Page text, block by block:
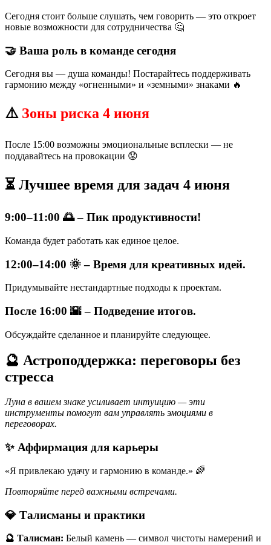
Сегодня стоит больше слушать, чем говорить — это откроет
новые возможности для сотрудничества 🤔
🤝 Ваша роль в команде сегодня
Сегодня вы — душа команды! Постарайтесь поддерживать
гармонию между «огненными» и «земными» знаками 🔥
⚠️ Зоны риска 4 июня
После 15:00 возможны эмоциональные всплески — не
поддавайтесь на провокации 😟
⏳ Лучшее время для задач 4 июня
9:00–11:00 🌅 – Пик продуктивности!
Команда будет работать как единое целое.
12:00–14:00 🌞 – Время для креативных идей.
Придумывайте нестандартные подходы к проектам.
После 16:00 🌇 – Подведение итогов.
Обсуждайте сделанное и планируйте следующее.
🔮 Астроподдержка: переговоры без
стресса
Луна в вашем знаке усиливает интуицию — эти
инструменты помогут вам управлять эмоциями в
переговорах.
✨ Аффирмация для карьеры
«Я привлекаю удачу и гармонию в команде.» 🌈
Повторяйте перед важными встречами.
💎 Талисманы и практики
🔮 Талисман: Белый камень — символ чистоты намерений и